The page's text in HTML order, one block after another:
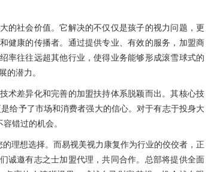
的社会价值。它解决的不仅仅是孩子的视力问题，更
健康的传播者。通过提供专业、有效的服务，加盟商
率往往远超其他行业，使得业务能够形成滚雪球式的
的潜力。
术差异化和完善的加盟扶持体系脱颖而出。其核心技
给予了市场和消费者强大的信心。对于有志于投身大
错过的机会。
理想选择。而易视美视力康复作为行业的佼佼者，正
诚邀有志之士加盟代理，共同合作。总部将提供全面